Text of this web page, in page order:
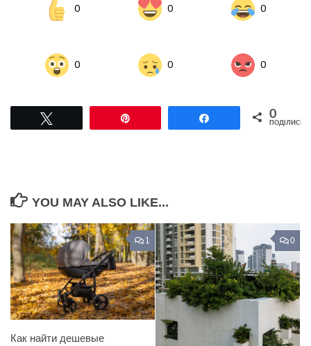
0 0 0
0 0 0
Поділитися0
ПОДІЛИСЬ
YOU MAY ALSO LIKE...
1
Как найти дешевые
0